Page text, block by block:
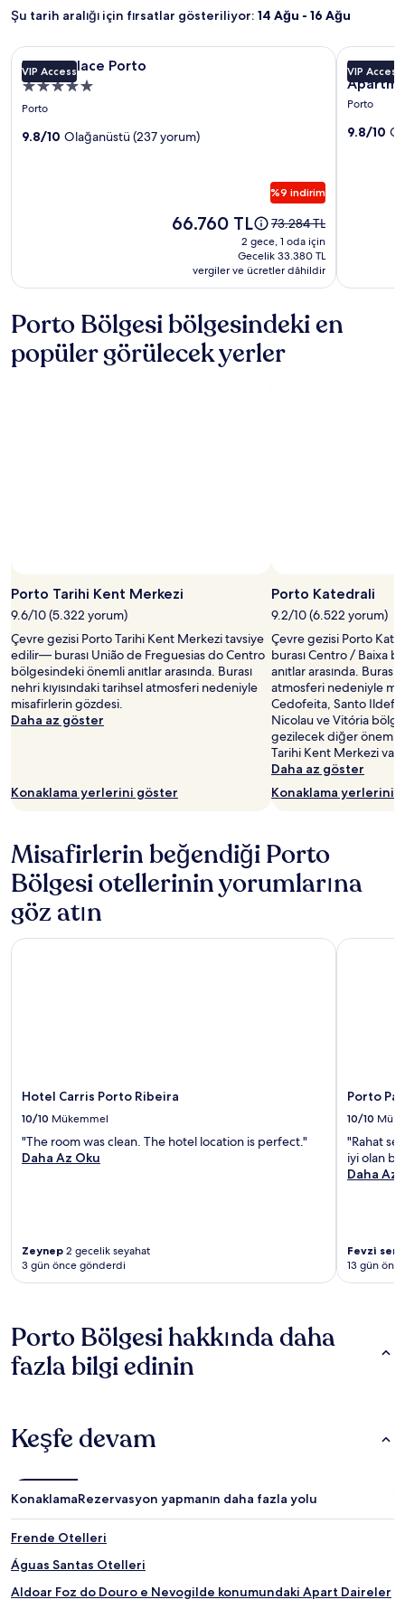
Şu tarih aralığı için fırsatlar gösteriliyor: 14 Ağu - 16 Ağu
Torel
Palace
Porto
resim
galerisi
VIP Access
Torel Palace Porto
5.0
yıldızlı
yeri
Porto
9.8/10 Olağanüstü (237 yorum)
%9 indirim
Fiyat:
66.760 TL
Eski
fiyat
73.284 TL,
Standart
Fiyat
daha
fazla
bilgi
73.284 TL
2 gece, 1 oda için
Gecelik 33.380 TL
vergiler ve ücretler dâhildir
Torel Palace Porto
Serviced
Living
Art
VIP Access
Porto
9.8/10
Porto Bölgesi bölgesindeki en
popüler görülecek yerler
Porto Tarihi Kent Merkezi
9.6/10 (5.322 yorum)
Çevre gezisi Porto Tarihi Kent Merkezi tavsiye
edilir— burası União de Freguesias do Centro
bölgesindeki önemli anıtlar arasında. Burası
nehri kıyısındaki tarihsel atmosferi nedeniyle
misafirlerin gözdesi.
Daha az göster
Konaklama yerlerini göster
Porto Katedrali
9.2/10 (6.522 yorum)
Çevre gezisi Porto
burası Centro / Baixa
anıtlar arasında. Burası
atmosferi nedeniyle
Cedofeita, Santo
Nicolau ve Vitória
gezilecek diğer önemli
Tarihi Kent Merkezi var.
Daha az göster
Konaklama yerlerini
Misafirlerin beğendiği Porto
Bölgesi otellerinin yorumlarına
göz atın
Hotel Carris Porto Ribeira
10/10 Mükemmel
"The room was clean. The hotel location is perfect."
Daha Az Oku
Zeynep 2 gecelik seyahat
3 gün önce gönderdi
Hotel Carris Porto Ribeira
Porto
10/10
"Rahat
iyi olan
Daha Az
Fevzi
13 gün
Porto
Porto Bölgesi hakkında daha
fazla bilgi edinin
Keşfe devam
KonaklamaRezervasyon yapmanın daha fazla yolu
Frende Otelleri
Águas Santas Otelleri
Aldoar Foz do Douro e Nevogilde konumundaki Apart Daireler